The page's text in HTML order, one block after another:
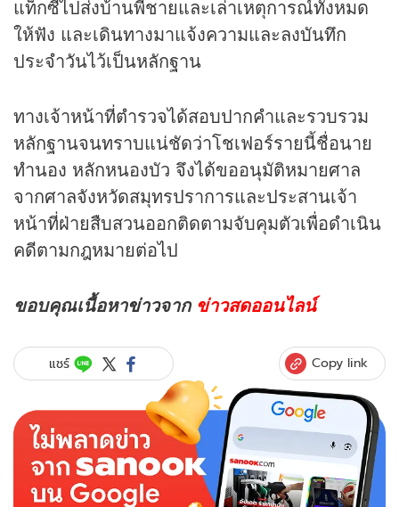
แท็กซี่ไปส่งบ้านพี่ชายและเล่าเหตุการณ์ทั้งหมด
ให้ฟัง และเดินทางมาแจ้งความและลงบันทึก
ประจำวันไว้เป็นหลักฐาน
ทางเจ้าหน้าที่ตำรวจได้สอบปากคำและรวบรวม
หลักฐานจนทราบแน่ชัดว่าโชเฟอร์รายนี้ชื่อนาย
ทำนอง หลักหนองบัว จึงได้ขออนุมัติหมายศาล
จากศาลจังหวัดสมุทรปราการและประสานเจ้า
หน้าที่ฝ่ายสืบสวนออกติดตามจับคุมตัวเพื่อดำเนิน
คดีตามกฎหมายต่อไป
ขอบคุณเนื้อหาข่าวจาก ข่าวสดออนไลน์
แชร์ Copy link